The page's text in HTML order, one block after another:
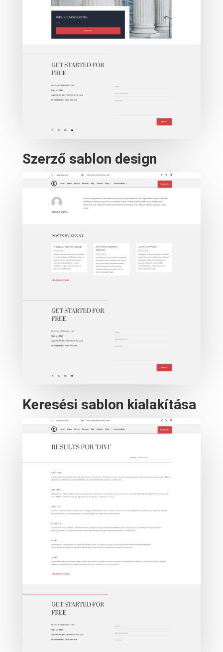
Szerző sablon design
Keresési sablon kialakítása